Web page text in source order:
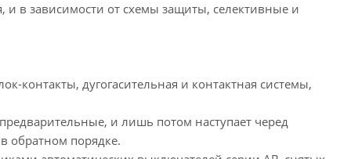
зависимости от схемы защиты, селективные и
контакты, дугогасительная и контактная системы,
и лишь потом наступает черед
обратном порядке.